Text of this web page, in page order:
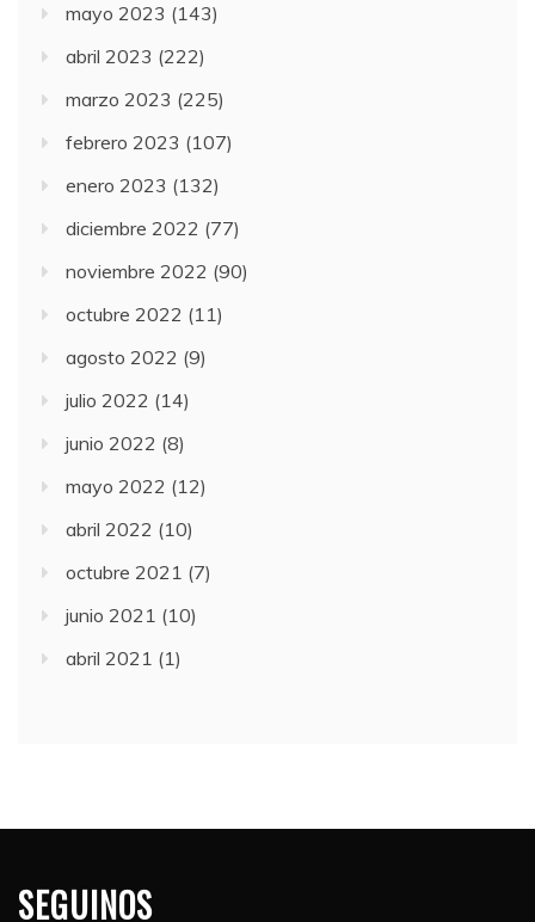
mayo 2023 (143)
abril 2023 (222)
marzo 2023 (225)
febrero 2023 (107)
enero 2023 (132)
diciembre 2022 (77)
noviembre 2022 (90)
octubre 2022 (11)
agosto 2022 (9)
julio 2022 (14)
junio 2022 (8)
mayo 2022 (12)
abril 2022 (10)
octubre 2021 (7)
junio 2021 (10)
abril 2021 (1)
SEGUINOS